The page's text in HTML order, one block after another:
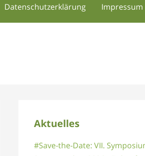
Datenschutzerklärung Impressum
Aktuelles
#Save-the-Date: VII.